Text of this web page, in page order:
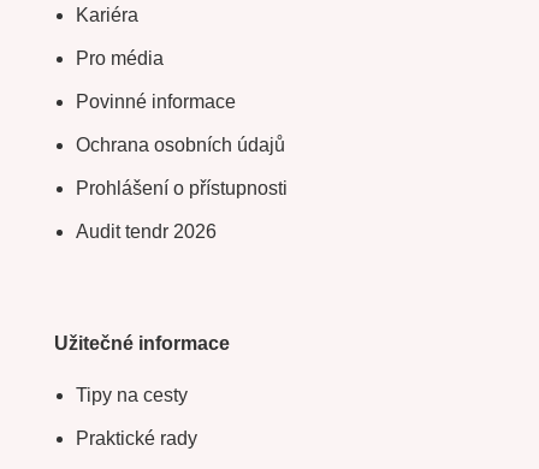
Kariéra
Pro média
Povinné informace
Ochrana osobních údajů
Prohlášení o přístupnosti
Audit tendr 2026
Užitečné informace
Tipy na cesty
Praktické rady